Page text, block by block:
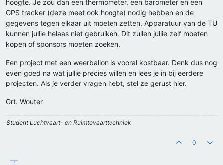
hoogte. Je zou dan een thermometer, een barometer en een
GPS tracker (deze meet ook hoogte) nodig hebben en de
gegevens tegen elkaar uit moeten zetten. Apparatuur van de TU
kunnen jullie helaas niet gebruiken. Dit zullen jullie zelf moeten
kopen of sponsors moeten zoeken.
Een project met een weerballon is vooral kostbaar. Denk dus nog
even goed na wat jullie precies willen en lees je in bij eerdere
projecten. Als je verder vragen hebt, stel ze gerust hier.
Grt. Wouter
Student Luchtvaart- en Ruimtevaarttechniek
0